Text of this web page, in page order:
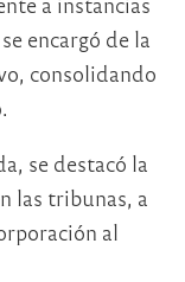
se encargó de la
consolidando
se destacó la
las tribunas, a
al